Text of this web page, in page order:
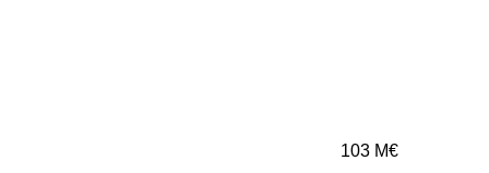
103 M€